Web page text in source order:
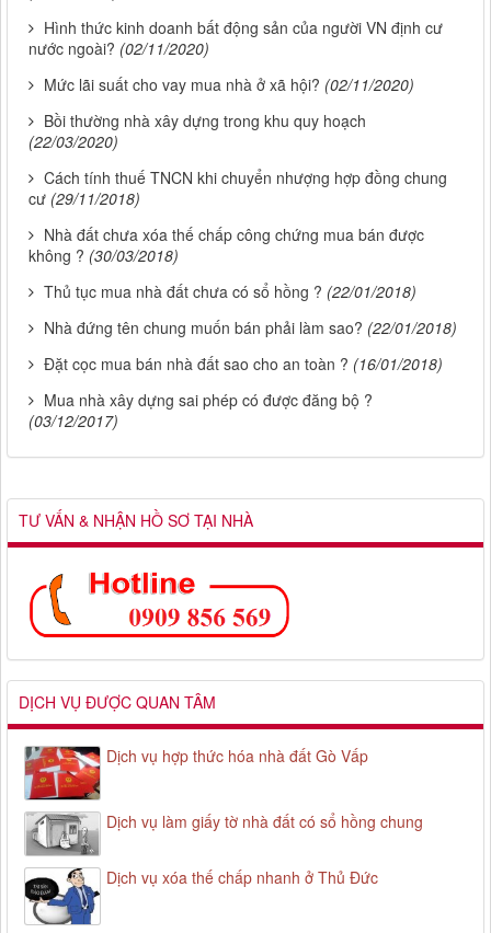
Hình thức kinh doanh bất động sản của người VN định cư
nước ngoài? (02/11/2020)
Mức lãi suất cho vay mua nhà ở xã hội? (02/11/2020)
Bồi thường nhà xây dựng trong khu quy hoạch
(22/03/2020)
Cách tính thuế TNCN khi chuyển nhượng hợp đồng chung
cư (29/11/2018)
Nhà đất chưa xóa thế chấp công chứng mua bán được
không ? (30/03/2018)
Thủ tục mua nhà đất chưa có sổ hồng ? (22/01/2018)
Nhà đứng tên chung muốn bán phải làm sao? (22/01/2018)
Đặt cọc mua bán nhà đất sao cho an toàn ? (16/01/2018)
Mua nhà xây dựng sai phép có được đăng bộ ?
(03/12/2017)
TƯ VẤN & NHẬN HỒ SƠ TẠI NHÀ
DỊCH VỤ ĐƯỢC QUAN TÂM
Dịch vụ hợp thức hóa nhà đất Gò Vấp
Dịch vụ làm giấy tờ nhà đất có sổ hồng chung
Dịch vụ xóa thế chấp nhanh ở Thủ Đức